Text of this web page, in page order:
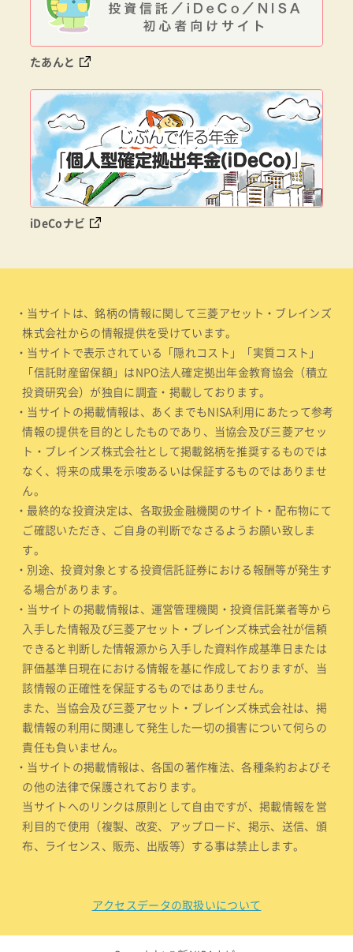
たあんと
iDeCoナビ
・当サイトは、銘柄の情報に関して三菱アセット・ブレインズ
株式会社からの情報提供を受けています。
・当サイトで表示されている「隠れコスト」「実質コスト」
「信託財産留保額」はNPO法人確定拠出年金教育協会（積立
投資研究会）が独自に調査・掲載しております。
・当サイトの掲載情報は、あくまでもNISA利用にあたって参考
情報の提供を目的としたものであり、当協会及び三菱アセッ
ト・ブレインズ株式会社として掲載銘柄を推奨するものでは
なく、将来の成果を示唆あるいは保証するものではありませ
ん。
・最終的な投資決定は、各取扱金融機関のサイト・配布物にて
ご確認いただき、ご自身の判断でなさるようお願い致しま
す。
・別途、投資対象とする投資信託証券における報酬等が発生す
る場合があります。
・当サイトの掲載情報は、運営管理機関・投資信託業者等から
入手した情報及び三菱アセット・ブレインズ株式会社が信頼
できると判断した情報源から入手した資料作成基準日または
評価基準日現在における情報を基に作成しておりますが、当
該情報の正確性を保証するものではありません。
また、当協会及び三菱アセット・ブレインズ株式会社は、掲
載情報の利用に関連して発生した一切の損害について何らの
責任も負いません。
・当サイトの掲載情報は、各国の著作権法、各種条約およびそ
の他の法律で保護されております。
当サイトへのリンクは原則として自由ですが、掲載情報を営
利目的で使用（複製、改変、アップロード、掲示、送信、頒
布、ライセンス、販売、出版等）する事は禁止します。
アクセスデータの取扱いについて